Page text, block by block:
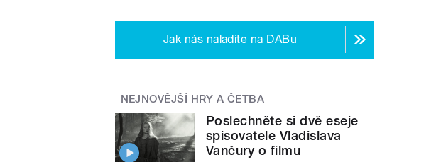
Jak nás naladíte na DABu
NEJNOVĚJŠÍ HRY A ČETBA
Poslechněte si dvě eseje
spisovatele Vladislava
Vančury o filmu